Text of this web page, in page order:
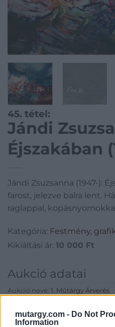
mutargy.com - Do Not
Information
45. tétel:
Jándi
Éjszakában
Jándi Zsuzsanna (1947-):
farost, jelezve balra lent.
raglappal,
Kategória: Festmény,
Kikiáltási ár: 10 000 Ft
Aukció adatai
Aukció neve: 1. Műtárgy Árverés
Aukció ideje: 20:00